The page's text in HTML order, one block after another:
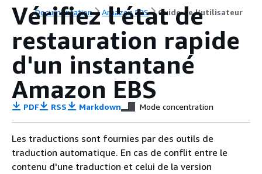
Documentation Amazon EBS Guide de l’utilisateur
Vérifiez l'état de
restauration rapide
d'un instantané
Amazon EBS
PDF RSS Markdown Mode concentration
Les traductions sont fournies par des outils de
traduction automatique. En cas de conflit entre le
contenu d'une traduction et celui de la version